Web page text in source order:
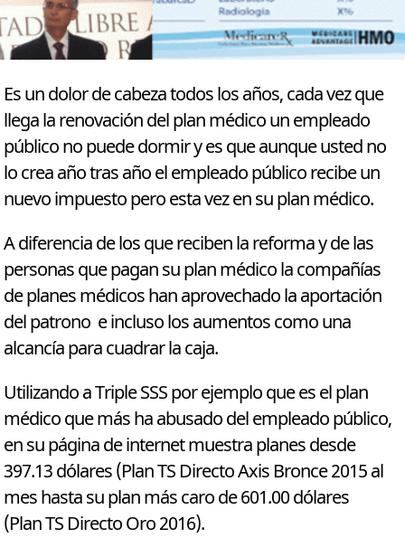
Es un dolor de cabeza todos los años, cada vez que
llega la renovación del plan médico un empleado
público no puede dormir y es que aunque usted no
lo crea año tras año el empleado público recibe un
nuevo impuesto pero esta vez en su plan médico.
A diferencia de los que reciben la reforma y de las
personas que pagan su plan médico la compañías
de planes médicos han aprovechado la aportación
del patrono e incluso los aumentos como una
alcancía para cuadrar la caja.
Utilizando a Triple SSS por ejemplo que es el plan
médico que más ha abusado del empleado público,
en su página de internet muestra planes desde
397.13 dólares (Plan TS Directo Axis Bronce 2015 al
mes hasta su plan más caro de 601.00 dólares
(Plan TS Directo Oro 2016).